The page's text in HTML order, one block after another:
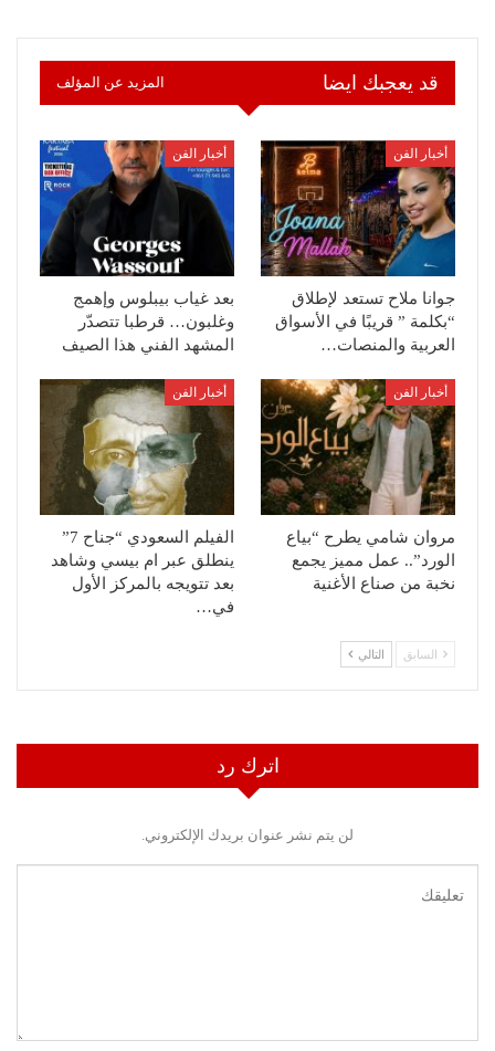
قد يعجبك ايضا المزيد عن المؤلف
أخبار الفن
جوانا ملاح تستعد لإطلاق
“بكلمة ” قريبًا في الأسواق
العربية والمنصات…
أخبار الفن
بعد غياب بيبلوس وإهمج
وغلبون… قرطبا تتصدّر
المشهد الفني هذا الصيف
أخبار الفن
مروان شامي يطرح “بياع
الورد”.. عمل مميز يجمع
نخبة من صناع الأغنية
أخبار الفن
الفيلم السعودي “جناح 7”
ينطلق عبر ام بيسي وشاهد
بعد تتويجه بالمركز الأول
في…
السابق التالي
اترك رد
لن يتم نشر عنوان بريدك الإلكتروني.